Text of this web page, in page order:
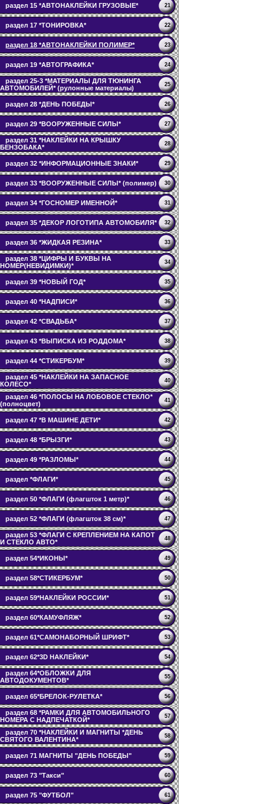
раздел 15 *АВТОНАКЛЕЙКИ ГРУЗОВЫЕ* 21
раздел 17 *ТОНИРОВКА* 22
раздел 18 *АВТОНАКЛЕЙКИ ПОЛИМЕР* 23
раздел 19 *АВТОГРАФИКА* 24
раздел 25-3 *МАТЕРИАЛЫ ДЛЯ ТЮНИНГА
АВТОМОБИЛЕЙ* (рулонные материалы)
25
раздел 28 *ДЕНЬ ПОБЕДЫ* 26
раздел 29 *ВООРУЖЕННЫЕ СИЛЫ* 27
раздел 31 *НАКЛЕЙКИ НА КРЫШКУ
БЕНЗОБАКА*
28
раздел 32 *ИНФОРМАЦИОННЫЕ ЗНАКИ* 29
раздел 33 *ВООРУЖЕННЫЕ СИЛЫ* (полимер) 30
раздел 34 *ГОСНОМЕР ИМЕННОЙ* 31
раздел 35 *ДЕКОР ЛОГОТИПА АВТОМОБИЛЯ* 32
раздел 36 *ЖИДКАЯ РЕЗИНА* 33
раздел 38 *ЦИФРЫ И БУКВЫ НА
НОМЕР(НЕВИДИМКИ)*
34
раздел 39 *НОВЫЙ ГОД* 35
раздел 40 *НАДПИСИ* 36
раздел 42 *СВАДЬБА* 37
раздел 43 *ВЫПИСКА ИЗ РОДДОМА* 38
раздел 44 *СТИКЕРБУМ* 39
раздел 45 *НАКЛЕЙКИ НА ЗАПАСНОЕ
КОЛЕСО*
40
раздел 46 *ПОЛОСЫ НА ЛОБОВОЕ СТЕКЛО*
(полноцвет)
41
раздел 47 *В МАШИНЕ ДЕТИ* 42
раздел 48 *БРЫЗГИ* 43
раздел 49 *РАЗЛОМЫ* 44
раздел *ФЛАГИ* 45
раздел 50 *ФЛАГИ (флагшток 1 метр)* 46
раздел 52 *ФЛАГИ (флагшток 38 см)* 47
раздел 53 *ФЛАГИ С КРЕПЛЕНИЕМ НА КАПОТ
И СТЕКЛО АВТО*
48
раздел 54*ИКОНЫ* 49
раздел 58*СТИКЕРБУМ* 50
раздел 59*НАКЛЕЙКИ РОССИИ* 51
раздел 60*КАМУФЛЯЖ* 52
раздел 61*САМОНАБОРНЫЙ ШРИФТ* 53
раздел 62*3D НАКЛЕЙКИ* 54
раздел 64*ОБЛОЖКИ ДЛЯ
АВТОДОКУМЕНТОВ*
55
раздел 65*БРЕЛОК-РУЛЕТКА* 56
раздел 68 *РАМКИ ДЛЯ АВТОМОБИЛЬНОГО
НОМЕРА С НАДПЕЧАТКОЙ*
57
раздел 70 *НАКЛЕЙКИ И МАГНИТЫ *ДЕНЬ
СВЯТОГО ВАЛЕНТИНА*
58
раздел 71 МАГНИТЫ "ДЕНЬ ПОБЕДЫ" 59
раздел 73 "Такси" 60
раздел 75 "ФУТБОЛ" 61